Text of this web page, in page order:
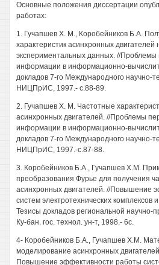
Основные положения диссертации
работах:
1. Гучапшев X. М., Коробейников Б.А.
характеристик асинхронных двигателей
экспериментальных данных. //Проблемы
информации в информационно-
докладов 7-го Международного научно-
НИЦПрИС, 1997.- с.88-89.
2. Гучапшев X. М. Частотные
асинхронных двигателей. //Проблемы
информации в информационно-
докладов 7-го Международного научно-
НИЦПрИС, 1997.-с.87-88.
3. Коробейников Б.А., Гучапшев Х.М.
преобразования Фурье для получения
асинхронных двигателей. //Повышение
систем электротехнических комплексов
Тезисы докладов региональной научно-
Ку-бан. гос. технол. ун-т, 1998.- 6с.
4- Коробейников Б.А., Гучапшев Х.М.
моделирование асинхронных
Повышение эффективности работы